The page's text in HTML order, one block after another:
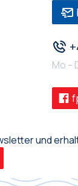
Mo –
und